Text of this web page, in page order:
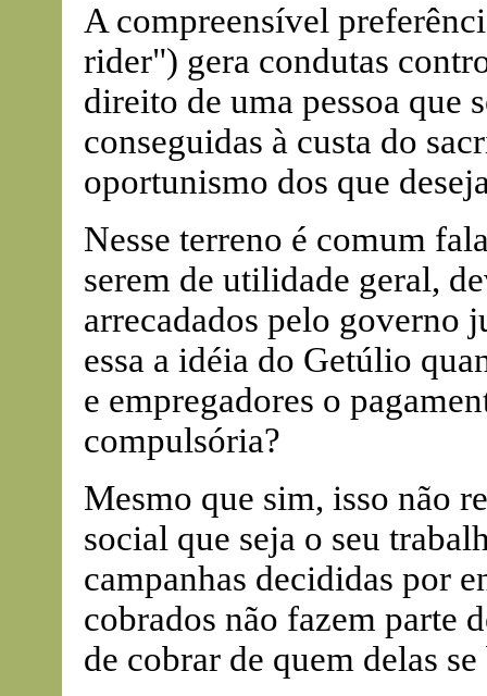
A compreensível
rider") gera condutas
direito de uma pessoa que
conseguidas à custa do
oportunismo dos que
Nesse terreno é comum
serem de utilidade geral,
arrecadados pelo governo
essa a idéia do Getúlio
e empregadores o
compulsória?
Mesmo que sim, isso não
social que seja o seu
campanhas decididas por
cobrados não fazem parte
de cobrar de quem delas